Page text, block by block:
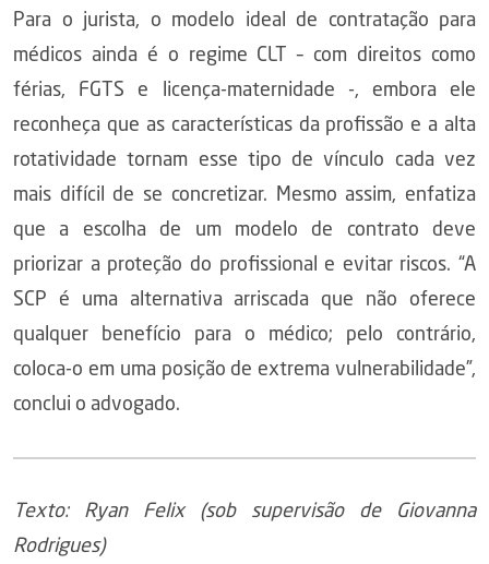
Para o jurista, o modelo ideal de contratação para
médicos ainda é o regime CLT – com direitos como
férias, FGTS e licença-maternidade -, embora ele
reconheça que as características da profissão e a alta
rotatividade tornam esse tipo de vínculo cada vez
mais difícil de se concretizar. Mesmo assim, enfatiza
que a escolha de um modelo de contrato deve
priorizar a proteção do profissional e evitar riscos. “A
SCP é uma alternativa arriscada que não oferece
qualquer benefício para o médico; pelo contrário,
coloca-o em uma posição de extrema vulnerabilidade”,
conclui o advogado.
Texto: Ryan Felix (sob supervisão de Giovanna
Rodrigues)